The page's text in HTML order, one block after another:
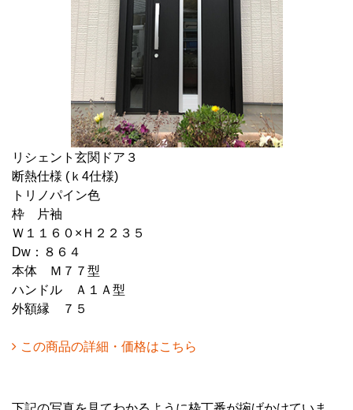
リシェント玄関ドア３
断熱仕様 (ｋ4仕様)
トリノパイン色
枠 片袖
Ｗ１１６０×Ｈ２２３５
Dw：８６４
本体 Ｍ７７型
ハンドル Ａ１Ａ型
外額縁 ７５
この商品の詳細・価格はこちら